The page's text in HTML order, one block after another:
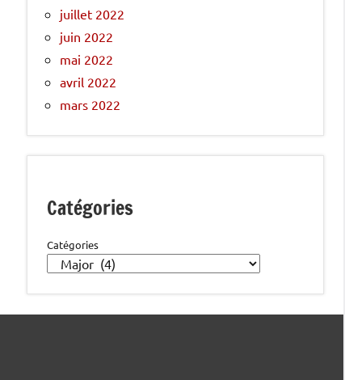
juillet 2022
juin 2022
mai 2022
avril 2022
mars 2022
Catégories
Catégories